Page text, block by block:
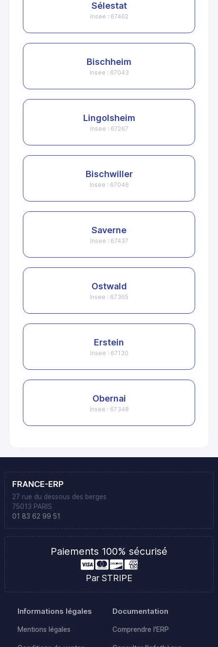
Sélestat
Insee : 67462
Bischheim
Insee : 67043
Lingolsheim
Insee : 67267
Bischwiller
Insee : 67046
Saverne
Insee : 67437
Ostwald
Insee : 67365
Erstein
Insee : 67130
Obernai
Insee : 67348
FRANCE-ERP
27 rue du dessous des berges
75013 PARIS
01 83 62 99 51
Paiements 100% sécurisé
Par STRIPE
Informations légales
Mentions légales
Documentation
Comprendre l'ERP